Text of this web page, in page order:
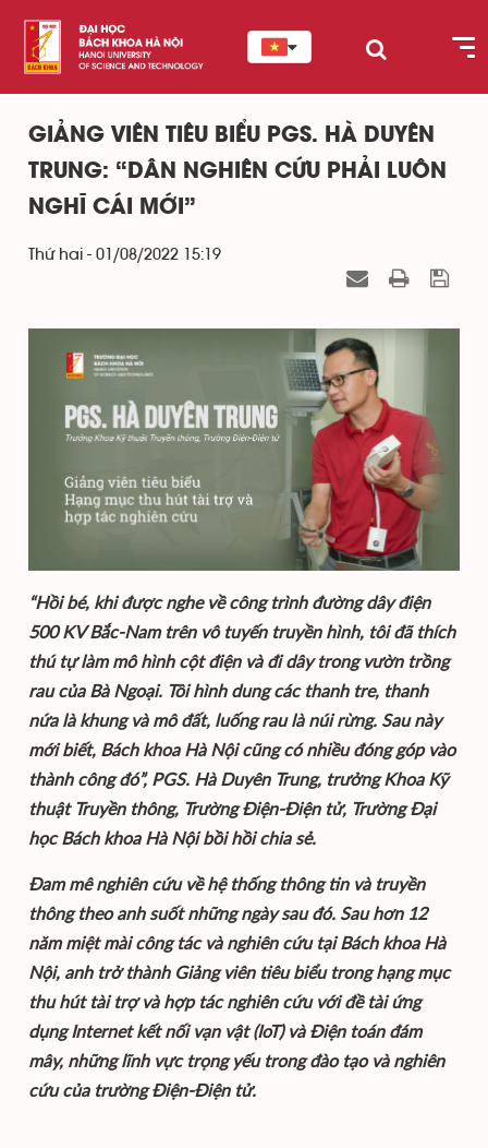
GIẢNG VIÊN TIÊU BIỂU PGS. HÀ DUYÊN
TRUNG: “DÂN NGHIÊN CỨU PHẢI LUÔN
NGHĨ CÁI MỚI”
Thứ hai - 01/08/2022 15:19
“Hồi bé, khi được nghe về công trình đường dây điện
500 KV Bắc-Nam trên vô tuyến truyền hình, tôi đã thích
thú tự làm mô hình cột điện và đi dây trong vườn trồng
rau của Bà Ngoại. Tôi hình dung các thanh tre, thanh
nứa là khung và mô đất, luống rau là núi rừng. Sau này
mới biết, Bách khoa Hà Nội cũng có nhiều đóng góp vào
thành công đó”, PGS. Hà Duyên Trung, trưởng Khoa Kỹ
thuật Truyền thông, Trường Điện-Điện tử, Trường Đại
học Bách khoa Hà Nội bồi hồi chia sẻ.
Đam mê nghiên cứu về hệ thống thông tin và truyền
thông theo anh suốt những ngày sau đó. Sau hơn 12
năm miệt mài công tác và nghiên cứu tại Bách khoa Hà
Nội, anh trở thành Giảng viên tiêu biểu trong hạng mục
thu hút tài trợ và hợp tác nghiên cứu với đề tài ứng
dụng Internet kết nối vạn vật (IoT) và Điện toán đám
mây, những lĩnh vực trọng yếu trong đào tạo và nghiên
cứu của trường Điện-Điện tử.